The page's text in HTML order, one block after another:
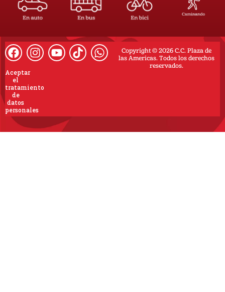
Copyright © 2026 C.C. Plaza de
las Americas. Todos los derechos
reservados.
Aceptar
el
tratamiento
de
datos
personales